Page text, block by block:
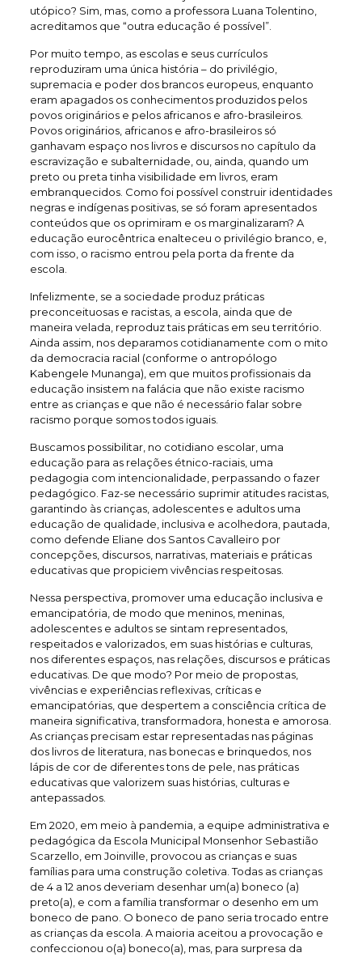
utópico? Sim, mas, como a professora Luana Tolentino,
acreditamos que “outra educação é possível”.
Por muito tempo, as escolas e seus currículos
reproduziram uma única história – do privilégio,
supremacia e poder dos brancos europeus, enquanto
eram apagados os conhecimentos produzidos pelos
povos originários e pelos africanos e afro-brasileiros.
Povos originários, africanos e afro-brasileiros só
ganhavam espaço nos livros e discursos no capítulo da
escravização e subalternidade, ou, ainda, quando um
preto ou preta tinha visibilidade em livros, eram
embranquecidos. Como foi possível construir identidades
negras e indígenas positivas, se só foram apresentados
conteúdos que os oprimiram e os marginalizaram? A
educação eurocêntrica enalteceu o privilégio branco, e,
com isso, o racismo entrou pela porta da frente da
escola.
Infelizmente, se a sociedade produz práticas
preconceituosas e racistas, a escola, ainda que de
maneira velada, reproduz tais práticas em seu território.
Ainda assim, nos deparamos cotidianamente com o mito
da democracia racial (conforme o antropólogo
Kabengele Munanga), em que muitos profissionais da
educação insistem na falácia que não existe racismo
entre as crianças e que não é necessário falar sobre
racismo porque somos todos iguais.
Buscamos possibilitar, no cotidiano escolar, uma
educação para as relações étnico-raciais, uma
pedagogia com intencionalidade, perpassando o fazer
pedagógico. Faz-se necessário suprimir atitudes racistas,
garantindo às crianças, adolescentes e adultos uma
educação de qualidade, inclusiva e acolhedora, pautada,
como defende Eliane dos Santos Cavalleiro por
concepções, discursos, narrativas, materiais e práticas
educativas que propiciem vivências respeitosas.
Nessa perspectiva, promover uma educação inclusiva e
emancipatória, de modo que meninos, meninas,
adolescentes e adultos se sintam representados,
respeitados e valorizados, em suas histórias e culturas,
nos diferentes espaços, nas relações, discursos e práticas
educativas. De que modo? Por meio de propostas,
vivências e experiências reflexivas, críticas e
emancipatórias, que despertem a consciência crítica de
maneira significativa, transformadora, honesta e amorosa.
As crianças precisam estar representadas nas páginas
dos livros de literatura, nas bonecas e brinquedos, nos
lápis de cor de diferentes tons de pele, nas práticas
educativas que valorizem suas histórias, culturas e
antepassados.
Em 2020, em meio à pandemia, a equipe administrativa e
pedagógica da Escola Municipal Monsenhor Sebastião
Scarzello, em Joinville, provocou as crianças e suas
famílias para uma construção coletiva. Todas as crianças
de 4 a 12 anos deveriam desenhar um(a) boneco (a)
preto(a), e com a família transformar o desenho em um
boneco de pano. O boneco de pano seria trocado entre
as crianças da escola. A maioria aceitou a provocação e
confeccionou o(a) boneco(a), mas, para surpresa da